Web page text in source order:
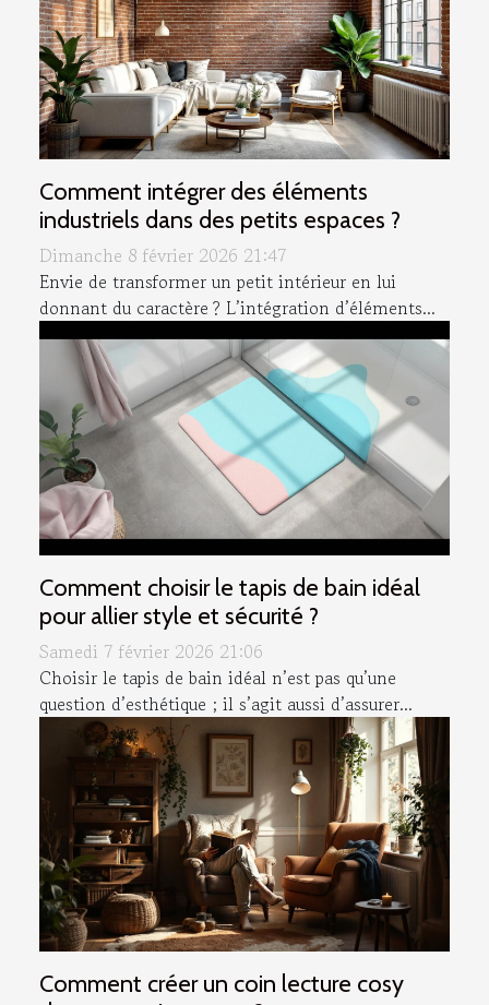
Comment intégrer des éléments
industriels dans des petits espaces ?
Dimanche 8 février 2026 21:47
Envie de transformer un petit intérieur en lui
donnant du caractère ? L’intégration d’éléments...
Comment choisir le tapis de bain idéal
pour allier style et sécurité ?
Samedi 7 février 2026 21:06
Choisir le tapis de bain idéal n’est pas qu’une
question d’esthétique ; il s’agit aussi d’assurer...
Comment créer un coin lecture cosy